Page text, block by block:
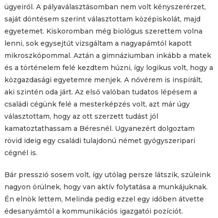
ügyeiről. A pályaválasztásomban nem volt kényszerérzet,
saját döntésem szerint választottam középiskolát, majd
egyetemet. Kiskoromban még biológus szerettem volna
lenni, sok egysejtűt vizsgáltam a nagyapámtól kapott
mikroszkópommal. Aztán a gimnáziumban inkább a matek
és a történelem felé kezdtem húzni, így logikus volt, hogy a
közgazdasági egyetemre menjek. A nővérem is inspirált,
aki szintén oda járt. Az első valóban tudatos lépésem a
családi cégünk felé a mesterképzés volt, azt már úgy
választottam, hogy az ott szerzett tudást jól
kamatoztathassam a Béresnél. Ugyanezért dolgoztam
rövid ideig egy családi tulajdonú német gyógyszeripari
cégnél is.
Bár presszió sosem volt, így utólag persze látszik, szüleink
nagyon örülnek, hogy van aktív folytatása a munkájuknak.
Én elnök lettem, Melinda pedig ezzel egy időben átvette
édesanyámtól a kommunikációs igazgatói pozíciót.